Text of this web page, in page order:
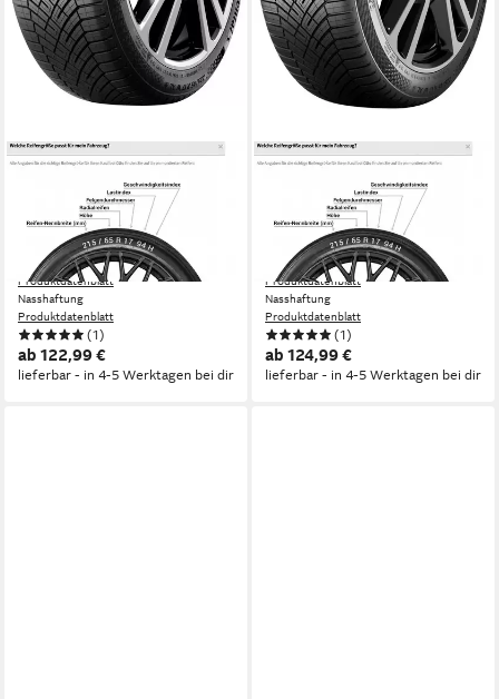
CONTINENTAL
CONTINENTAL
Ganzjahresreifen
CONTINENTAL
Kraftstoffeffizienz
Produktdatenblatt
Nasshaftung
Produktdatenblatt
(1)
ab 122,99 €
lieferbar - in 4-5 Werktagen bei dir
CONTINENTAL
CONTINENTAL
Ganzjahresreifen
CONTINENTAL, FR
Kraftstoffeffizienz
Produktdatenblatt
Nasshaftung
Produktdatenblatt
(1)
ab 124,99 €
lieferbar - in 4-5 Werktagen bei dir